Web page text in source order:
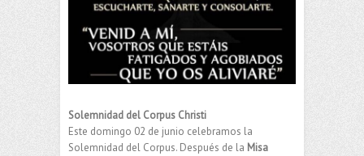
Solemnidad del Corpus Christi
Este domingo 02 de junio celebramos la
Solemnidad del Corpus. Después de la Misa